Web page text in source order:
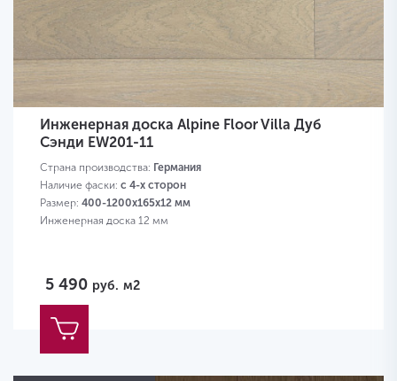
Инженерная доска Alpine Floor Villa Дуб
Сэнди EW201-11
Страна производства: Германия
Наличие фаски: с 4-х сторон
Размер: 400-1200х165х12 мм
Инженерная доска 12 мм
5 490 руб. м2